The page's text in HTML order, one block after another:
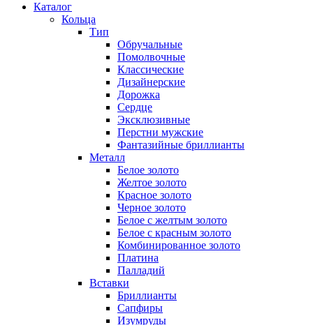
Каталог
Кольца
Тип
Обручальные
Помолвочные
Классические
Дизайнерские
Дорожка
Сердце
Эксклюзивные
Перстни мужские
Фантазийные бриллианты
Металл
Белое золото
Желтое золото
Красное золото
Черное золото
Белое с желтым золото
Белое с красным золото
Комбинированное золото
Платина
Палладий
Вставки
Бриллианты
Сапфиры
Изумруды